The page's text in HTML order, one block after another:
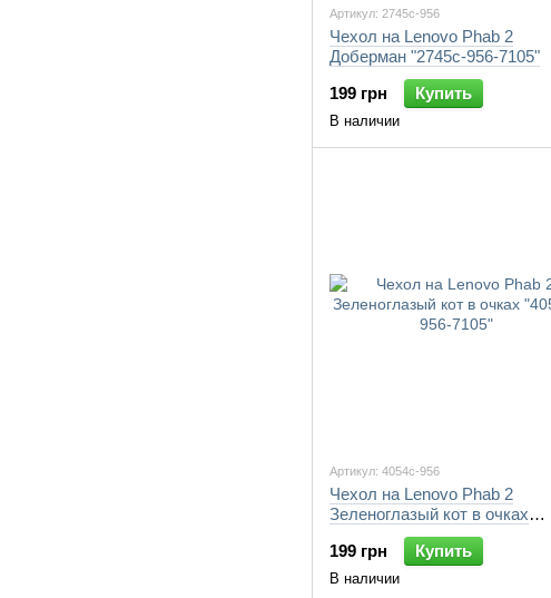
Артикул: 2745c-956
Чехол на Lenovo Phab 2
Доберман "2745c-956-7105"
199 грн
Купить
В наличии
Артикул: 4054c-956
Чехол на Lenovo Phab 2
Зеленоглазый кот в очках
"4054c-956-7105"
199 грн
Купить
В наличии